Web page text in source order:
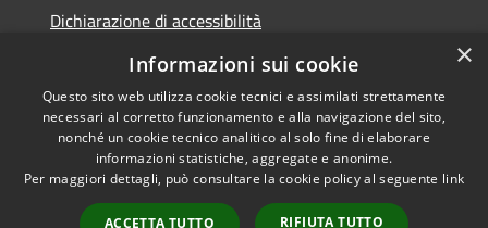
Dichiarazione di accessibilità
Dichiarazione di accessibilità APP Municipium
Accessibilità
Copyright © 2026 • Comune di
Besana in Brianza • Powered
byMunicipium Accesso
×
Informazioni sui cookie
Questo sito web utilizza cookie tecnici e assimilati strettamente
necessari al corretto funzionamento e alla navigazione del sito,
nonché un cookie tecnico analitico al solo fine di elaborare
informazioni statistiche, aggregate e anonime.
Per maggiori dettagli, può consultare la cookie policy al seguente link
ACCETTA TUTTO RIFIUTA TUTTO